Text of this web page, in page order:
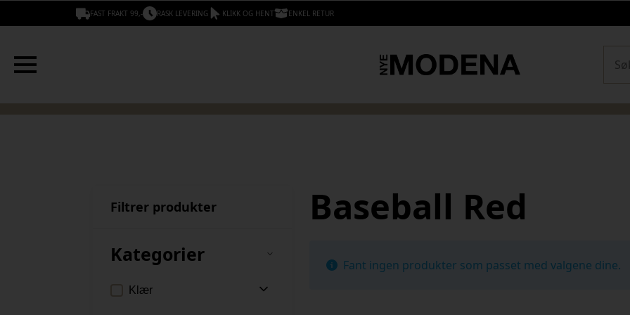
FAST FRAKT 99,- RASK LEVERING KLIKK OG HENT ENKEL RETUR
Filtrer produkter
Kategorier
Klær
Baseball Red
Fant ingen produkter som passet med valgene dine.